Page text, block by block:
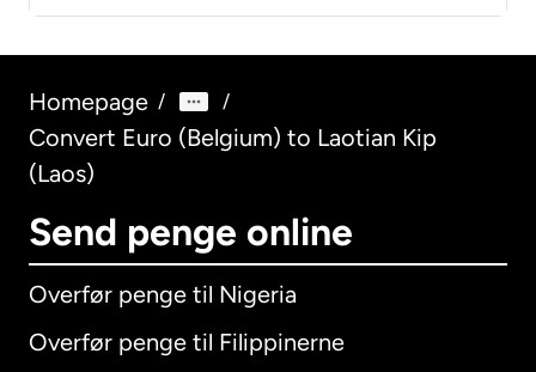
Homepage / /
Convert Euro (Belgium) to Laotian Kip
(Laos)
Send penge online
Overfør penge til Nigeria
Overfør penge til Filippinerne